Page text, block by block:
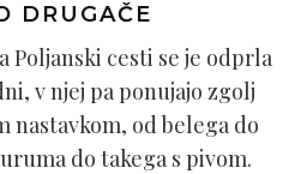
DRUGAČE
Poljanski cesti se je odprla
v njej pa ponujajo zgolj
nastavkom, od belega do
do takega s pivom.